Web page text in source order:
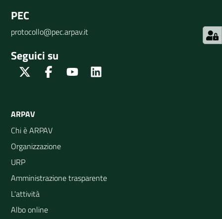
PEC
protocollo@pec.arpav.it
Seguici su
Twitter FacebookYoutube
ARPAV
Chi è ARPAV
Organizzazione
URP
Amministrazione trasparente
L'attività
Albo online